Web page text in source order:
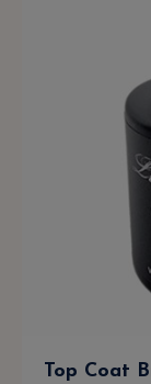
Top Coat